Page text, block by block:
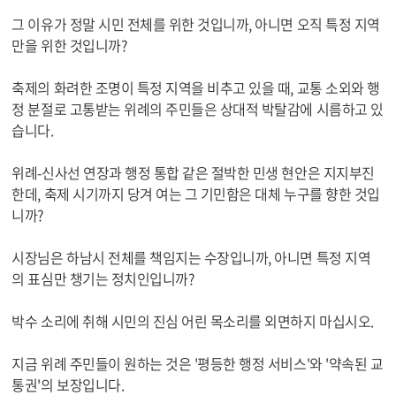
그 이유가 정말 시민 전체를 위한 것입니까, 아니면 오직 특정 지역
만을 위한 것입니까?
축제의 화려한 조명이 특정 지역을 비추고 있을 때, 교통 소외와 행
정 분절로 고통받는 위례의 주민들은 상대적 박탈감에 시름하고 있
습니다.
위례-신사선 연장과 행정 통합 같은 절박한 민생 현안은 지지부진
한데, 축제 시기까지 당겨 여는 그 기민함은 대체 누구를 향한 것입
니까?
시장님은 하남시 전체를 책임지는 수장입니까, 아니면 특정 지역
의 표심만 챙기는 정치인입니까?
박수 소리에 취해 시민의 진심 어린 목소리를 외면하지 마십시오.
지금 위례 주민들이 원하는 것은 '평등한 행정 서비스'와 '약속된 교
통권'의 보장입니다.